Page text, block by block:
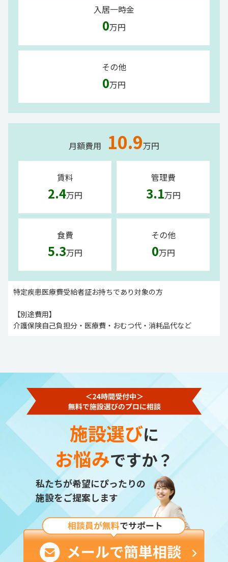
入居一時金
0万円
その他
0万円
月額費用 10.9万円
賃料
2.4万円
管理費
3.1万円
食費
5.3万円
その他
0万円
特定疾患医療費受給者証お持ちであり対象の方
【別途費用】
介護保険自己負担分・医療費・おむつ代・消耗品代など
施設選びに
お悩みですか？
私たちが希望にぴったりの
施設をご提案します